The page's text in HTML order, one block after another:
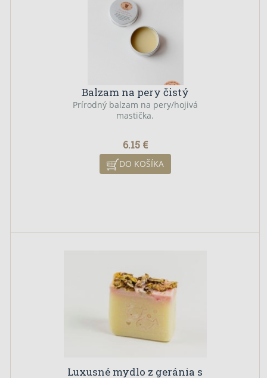
Balzam na pery čistý
Prírodný balzam na pery/hojivá
mastička.
6.15 €
DO KOŠÍKA
Luxusné mydlo z geránia s